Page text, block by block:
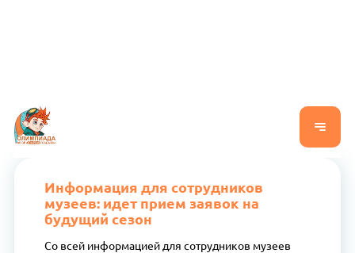
Информация для сотрудников
музеев: идет прием заявок на
будущий сезон
Со всей информацией для сотрудников музеев